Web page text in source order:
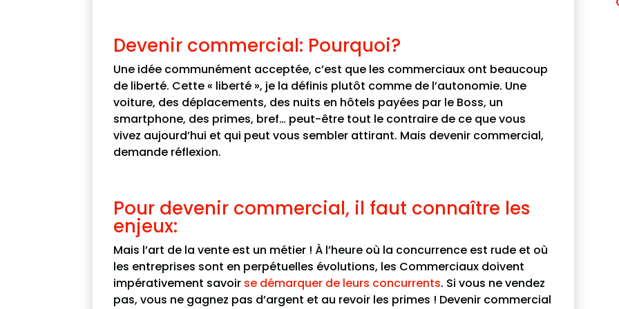
Devenir commercial: Pourquoi?
Une idée communément acceptée, c’est que les commerciaux ont beaucoup
de liberté. Cette « liberté », je la définis plutôt comme de l’autonomie. Une
voiture, des déplacements, des nuits en hôtels payées par le Boss, un
smartphone, des primes, bref… peut-être tout le contraire de ce que vous
vivez aujourd’hui et qui peut vous sembler attirant. Mais devenir commercial,
demande réflexion.
Pour devenir commercial, il faut connaître les
enjeux:
Mais l’art de la vente est un métier ! À l’heure où la concurrence est rude et où
les entreprises sont en perpétuelles évolutions, les Commerciaux doivent
impérativement savoir se démarquer de leurs concurrents. Si vous ne vendez
pas, vous ne gagnez pas d’argent et au revoir les primes ! Devenir commercial